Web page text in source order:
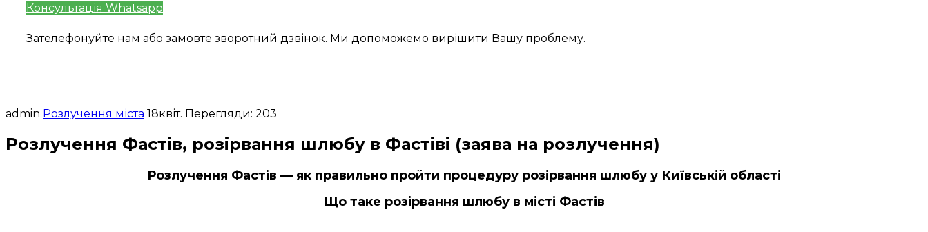
Консультація Whatsapp
Зателефонуйте нам або замовте зворотний дзвінок. Ми допоможемо вирішити Вашу проблему.
admin Розлучення міста 18квіт. Перегляди: 203
Розлучення Фастів, розірвання шлюбу в Фастіві (заява на розлучення)
Розлучення Фастів — як правильно пройти процедуру розірвання шлюбу у Київській області
Що таке розірвання шлюбу в місті Фастів